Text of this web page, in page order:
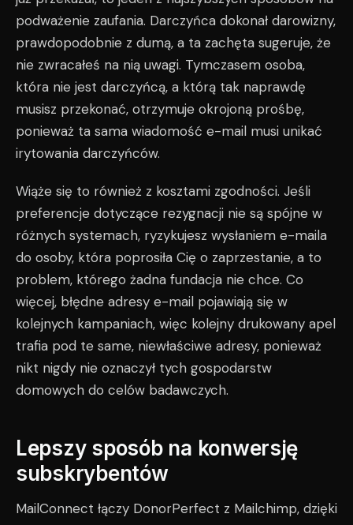
podważenie zaufania. Darczyńca dokonał darowizny,
prawdopodobnie z dumą, a ta zachęta sugeruje, że
nie zwracałeś na nią uwagi. Tymczasem osoba,
która nie jest darczyńcą, a którą tak naprawdę
musisz przekonać, otrzymuje okrojoną prośbę,
ponieważ ta sama wiadomość e-mail musi unikać
irytowania darczyńców.
Wiąże się to również z kosztami zgodności. Jeśli
preferencje dotyczące rezygnacji nie są spójne w
różnych systemach, ryzykujesz wysłaniem e-maila
do osoby, która poprosiła Cię o zaprzestanie, a to
problem, którego żadna fundacja nie chce. Co
więcej, błędne adresy e-mail pojawiają się w
kolejnych kampaniach, więc kolejny drukowany apel
trafia pod te same, niewłaściwe adresy, ponieważ
nikt nigdy nie oznaczył tych gospodarstw
domowych do celów badawczych.
Lepszy sposób na konwersję
subskrybentów
MailConnect łączy DonorPerfect z Mailchimp, dzięki